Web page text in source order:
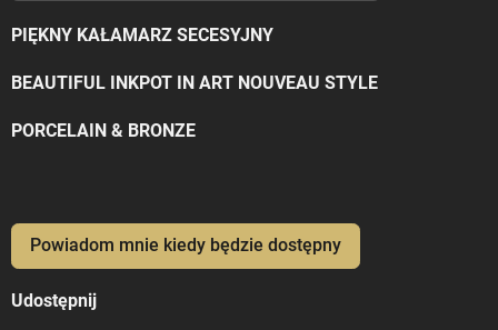
PIĘKNY KAŁAMARZ SECESYJNY
BEAUTIFUL INKPOT IN ART NOUVEAU STYLE
PORCELAIN & BRONZE
Powiadom mnie kiedy będzie dostępny
Udostępnij